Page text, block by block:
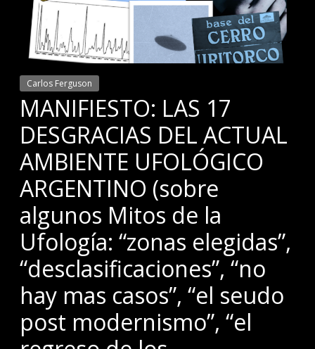
Carlos Ferguson
MANIFIESTO: LAS 17
DESGRACIAS DEL ACTUAL
AMBIENTE UFOLÓGICO
ARGENTINO (sobre
algunos Mitos de la
Ufología: “zonas elegidas”,
“desclasificaciones”, “no
hay mas casos”, “el seudo
post modernismo”, “el